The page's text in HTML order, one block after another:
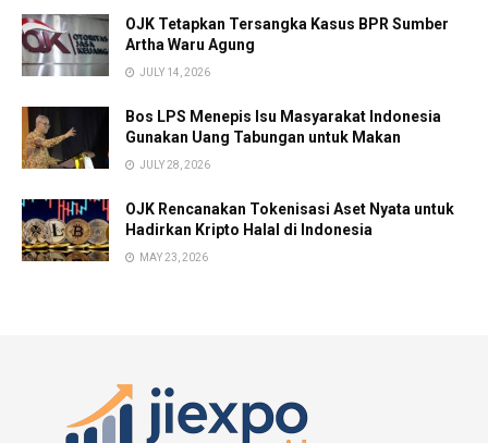
OJK Tetapkan Tersangka Kasus BPR Sumber
Artha Waru Agung
JULY 14, 2026
Bos LPS Menepis Isu Masyarakat Indonesia
Gunakan Uang Tabungan untuk Makan
JULY 28, 2026
OJK Rencanakan Tokenisasi Aset Nyata untuk
Hadirkan Kripto Halal di Indonesia
MAY 23, 2026